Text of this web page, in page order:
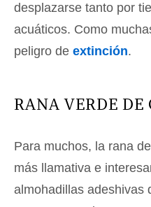
desplazarse tanto por
acuáticos. Como
peligro de extinción.
RANA VERDE DE
Para muchos, la rana
más llamativa e
almohadillas adeshivas